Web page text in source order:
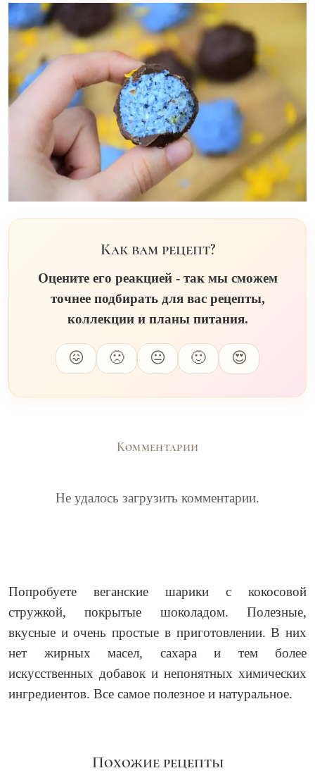
Как вам рецепт?
Оцените его реакцией - так мы сможем
точнее подбирать для вас рецепты,
коллекции и планы питания.
😖 🙁 😐 🙂 😍
Комментарии
Не удалось загрузить комментарии.
Попробуете веганские шарики с кокосовой
стружкой, покрытые шоколадом. Полезные,
вкусные и очень простые в приготовлении. В них
нет жирных масел, сахара и тем более
искусственных добавок и непонятных химических
ингредиентов. Все самое полезное и натуральное.
Похожие рецепты